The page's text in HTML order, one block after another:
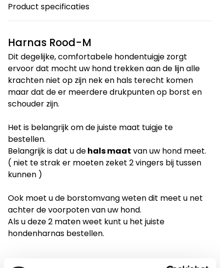
Product specificaties
Harnas Rood-M
Dit degelijke, comfortabele hondentuigje zorgt
ervoor dat mocht uw hond trekken aan de lijn alle
krachten niet op zijn nek en hals terecht komen
maar dat de er meerdere drukpunten op borst en
schouder zijn.
Het is belangrijk om de juiste maat tuigje te
bestellen.
Belangrijk is dat u dehals maat van uw hond meet.
( niet te strak er moeten zeket 2 vingers bij tussen
kunnen )
Ook moet u de borstomvang weten dit meet u net
achter de voorpoten van uw hond.
Als u deze 2 maten weet kunt u het juiste
hondenharnas bestellen.